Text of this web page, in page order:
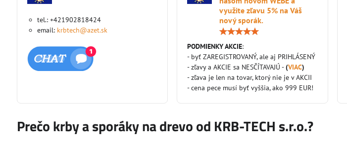
tel.: +421902818424
email: krbtech@azet.sk
využite zľavu 5% na Váš
nový sporák.
5
PODMIENKY AKCIE:
- byť ZAREGISTROVANÝ, ale aj PRIHLÁSENÝ
- zľavy a AKCIE sa NESČÍTAVAJÚ -(VIAC)
- zľava je len na tovar, ktorý nie je v AKCII
- cena pece musí byť vyššia, ako 999 EUR!
Prečo krby a sporáky na drevo od KRB-TECH s.r.o.?